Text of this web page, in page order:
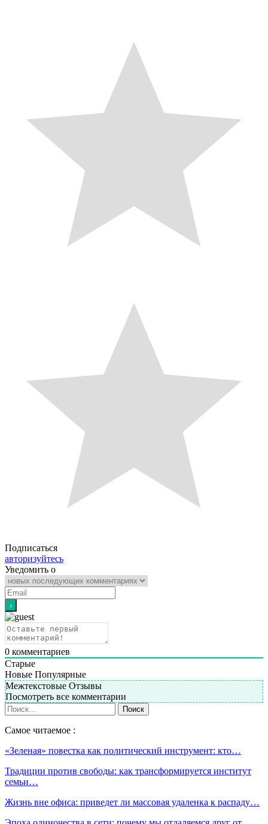
Подписаться
авторизуйтесь
Уведомить о
0 комментариев
Старые
Новые Популярные
Межтекстовые Отзывы
Посмотреть все комментарии
Самое читаемое :
«Зеленая» повестка как политический инструмент: кто…
Традиции против свободы: как трансформируется институт
семьи…
Жизнь вне офиса: приведет ли массовая удаленка к распаду…